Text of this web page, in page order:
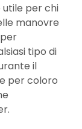
per chi
manovre
tipo di
il
per coloro